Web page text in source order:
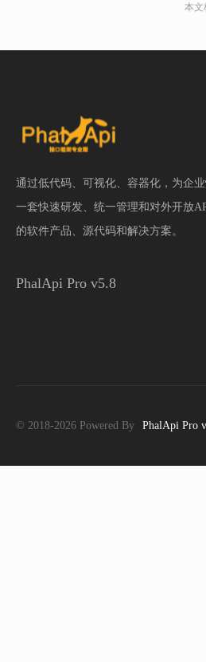
本文
通过低代码、可视化、容器化，为企业
一套快速研发、统一管理和对外开放
的软件产品、源代码和解决方案。
PhalApi Pro v5.8
© 2018-2026 Powered By PhalApi Pro